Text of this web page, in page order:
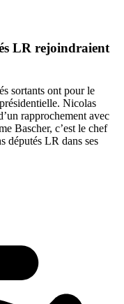
LR rejoindraient
sortants ont pour le
Nicolas
rapprochement avec
Bascher, c’est le chef
députés LR dans ses